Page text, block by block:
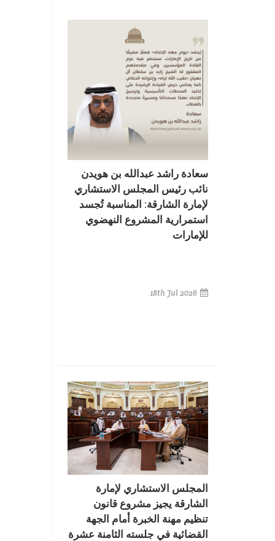
سعادة راشد عبدالله بن هويدن
نائب رئيس المجلس الاستشاري
لإمارة الشارقة: المناسبة تُجسد
استمرارية المشروع النهضوي
للإمارات
المجلس الاستشاري لإمارة
الشارقة يجيز مشروع قانون
تنظيم مهنة الخبرة أمام الجهة
القضائية في جلسته الثامنة عشرة